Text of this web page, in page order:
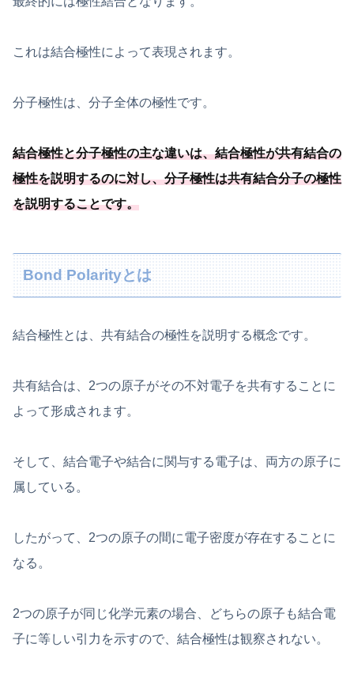
これは結合極性によって表現されます。
分子極性は、分子全体の極性です。
結合極性と分子極性の主な違いは、結合極性が共有結合の
極性を説明するのに対し、分子極性は共有結合分子の極性
を説明することです。
Bond Polarityとは
結合極性とは、共有結合の極性を説明する概念です。
共有結合は、2つの原子がその不対電子を共有することに
よって形成されます。
そして、結合電子や結合に関与する電子は、両方の原子に
属している。
したがって、2つの原子の間に電子密度が存在することに
なる。
2つの原子が同じ化学元素の場合、どちらの原子も結合電
子に等しい引力を示すので、結合極性は観察されない。